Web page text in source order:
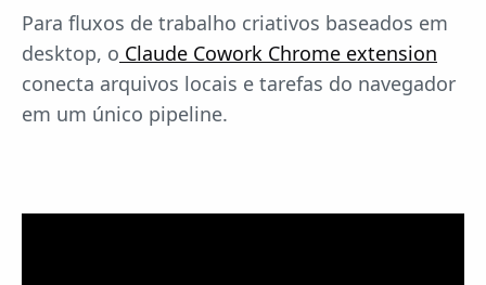
Para fluxos de trabalho criativos baseados em
desktop, o Claude Cowork Chrome extension
conecta arquivos locais e tarefas do navegador
em um único pipeline.